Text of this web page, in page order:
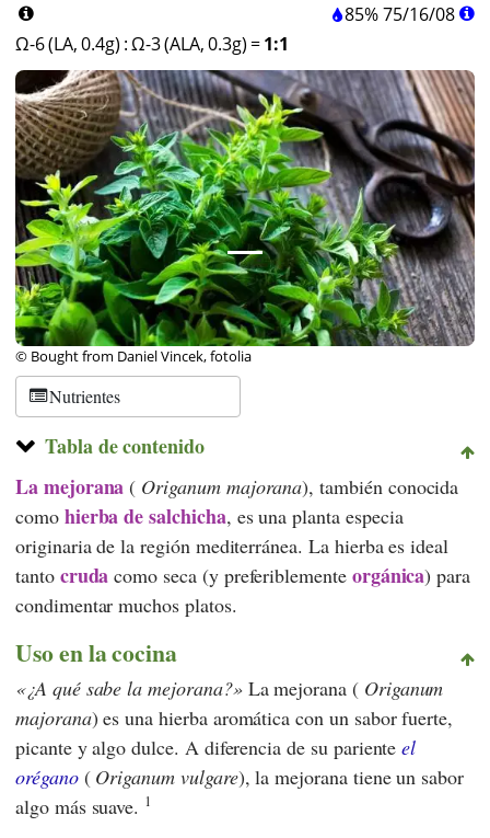
85%75/16/08
Ω-6 (LA, 0.4g) :Ω-3 (ALA, 0.3g) =1:1
© Bought from Daniel Vincek, fotolia
Nutrientes
Tabla de contenido
La mejorana ( Origanum majorana), también conocida
como hierba de salchicha, es una planta especia
originaria de la región mediterránea. La hierba es ideal
tanto cruda como seca (y preferiblemente orgánica) para
condimentar muchos platos.
Uso en la cocina
¿A qué sabe la mejorana? La mejorana ( Origanum
majorana) es una hierba aromática con un sabor fuerte,
picante y algo dulce. A diferencia de su parienteel
orégano( Origanum vulgare), la mejorana tiene un sabor
algo más suave. 1